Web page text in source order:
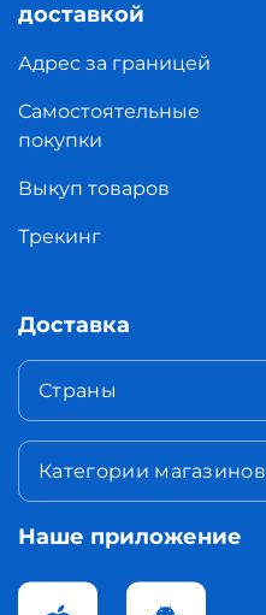
доставкой
Адрес за границей
Самостоятельные
покупки
Выкуп товаров
Трекинг
Доставка
Страны
Категории магазинов
Наше приложение